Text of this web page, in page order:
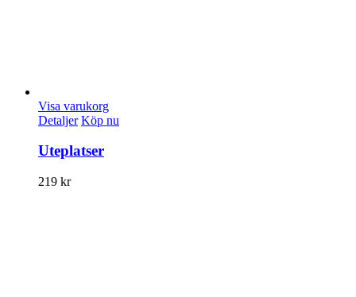
Visa varukorg
Detaljer Köp nu
Uteplatser
219 kr